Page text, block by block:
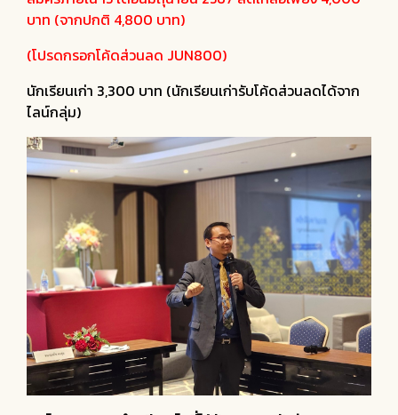
บาท (จากปกติ 4,800 บาท)
(โปรดกรอกโค้ดส่วนลด JUN800)
นักเรียนเก่า 3,300 บาท (นักเรียนเก่ารับโค้ดส่วนลดได้จาก
ไลน์กลุ่ม)